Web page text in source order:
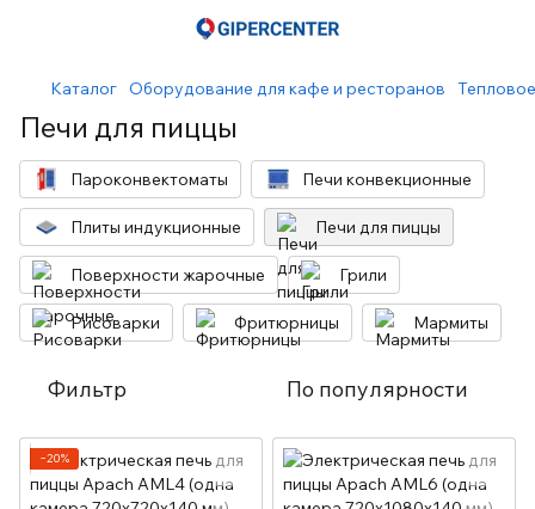
Каталог Оборудование для кафе и ресторанов
Печи для пиццы
Пароконвектоматы Печи конвекционные
Плиты индукционные Печи для пиццы
Поверхности жарочные Грили
Рисоварки Фритюрницы Мармиты
Фильтр По популярности
−20%